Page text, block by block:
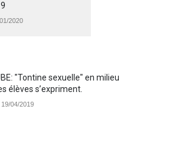
2020
"Tontine sexuelle" en milieu
élèves s’expriment.
19/04/2019